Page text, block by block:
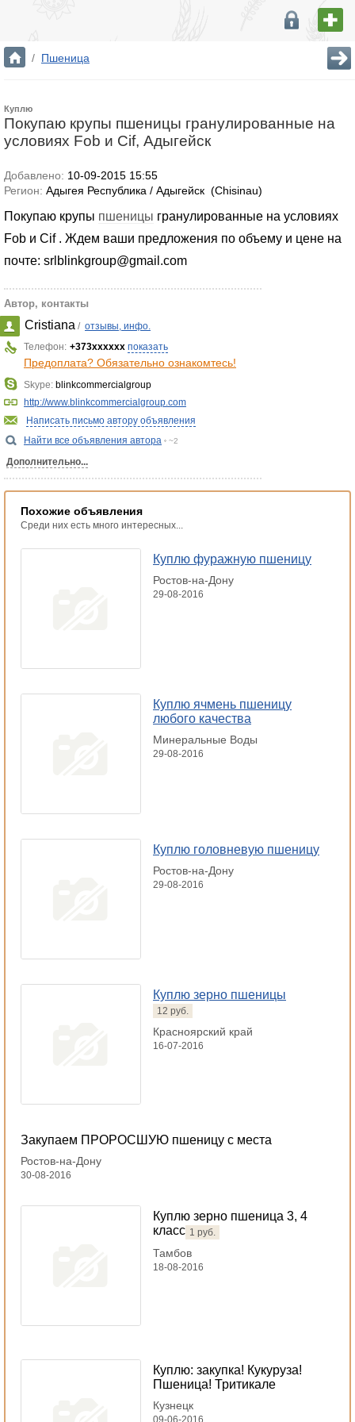
/ Пшеница
Куплю
Покупаю крупы пшеницы гранулированные на
условиях Fob и Cif, Адыгейск
Добавлено: 10-09-2015 15:55
Регион: Адыгея Республика / Адыгейск (Chisinau)
Покупаю крупы пшеницы гранулированные на условиях
Fob и Cif . Ждем ваши предложения по объему и цене на
почте: srlblinkgroup@gmail.com
Автор, контакты
Cristiana / отзывы, инфо.
Телефон: +373xxxxxx показать
Предоплата? Обязательно ознакомтесь!
Skype: blinkcommercialgroup
http://www.blinkcommercialgroup.com
Написать письмо автору объявления
Найти все объявления автора
~2
Дополнительно...
Похожие объявления
Среди них есть много интересных...
Куплю фуражную пшеницу
Ростов-на-Дону
29-08-2016
Куплю ячмень пшеницу
любого качества
Минеральные Воды
29-08-2016
Куплю головневую пшеницу
Ростов-на-Дону
29-08-2016
Куплю зерно пшеницы
12 руб.
Красноярский край
16-07-2016
Закупаем ПРОРОСШУЮ пшеницу с места
Ростов-на-Дону
30-08-2016
Куплю зерно пшеница 3, 4
класс 1 руб.
Тамбов
18-08-2016
Куплю: закупка! Кукуруза!
Пшеница! Тритикале
Кузнецк
09-06-2016